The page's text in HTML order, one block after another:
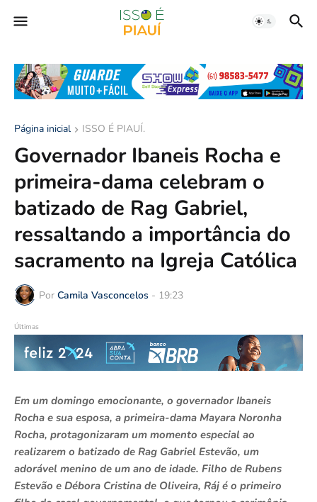
Página inicial ISSO É PIAUÍ.
Governador Ibaneis Rocha e
primeira-dama celebram o
batizado de Rag Gabriel,
ressaltando a importância do
sacramento na Igreja Católica
Por Camila Vasconcelos - 19:23
Últimas
Em um domingo emocionante, o governador Ibaneis
Rocha e sua esposa, a primeira-dama Mayara Noronha
Rocha, protagonizaram um momento especial ao
realizarem o batizado de Rag Gabriel Estevão, um
adorável menino de um ano de idade. Filho de Rubens
Estevão e Débora Cristina de Oliveira, Ráj é o primeiro